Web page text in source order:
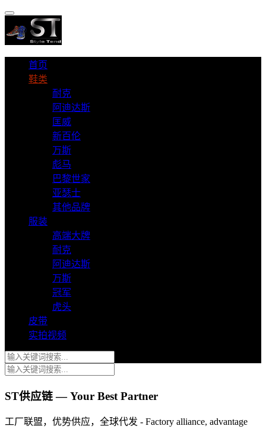
首页
鞋类
耐克
阿迪达斯
匡威
新百伦
万斯
彪马
巴黎世家
亚瑟士
其他品牌
服装
高端大牌
耐克
阿迪达斯
万斯
冠军
虎头
皮带
实拍视频
ST供应链 — Your Best Partner
工厂联盟，优势供应，全球代发 - Factory alliance, advantage